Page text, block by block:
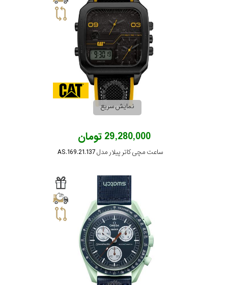
نمایش سریع
29,280,000 تومان
ساعت مچی کاتر پیلار مدل AS.169.21.137